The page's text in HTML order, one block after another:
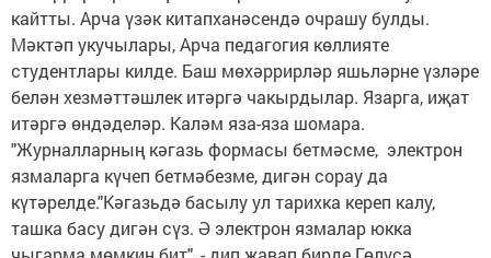
кайтты. Арча үзәк китапханәсендә очрашу булды.
Мәктәп укучылары, Арча педагогия көллияте
студентлары килде. Баш мөхәррирләр яшьләрне үзләре
белән хезмәттәшлек итәргә чакырдылар. Язарга, иҗат
итәргә өндәделәр. Каләм яза-яза шомара.
"Журналларның кәгазь формасы бетмәсме, электрон
язмаларга күчеп бетмәбезме, дигән сорау да
күтәрелде."Кәгазьдә басылу ул тарихка кереп калу,
ташка басу дигән сүз. Ә электрон язмалар юкка